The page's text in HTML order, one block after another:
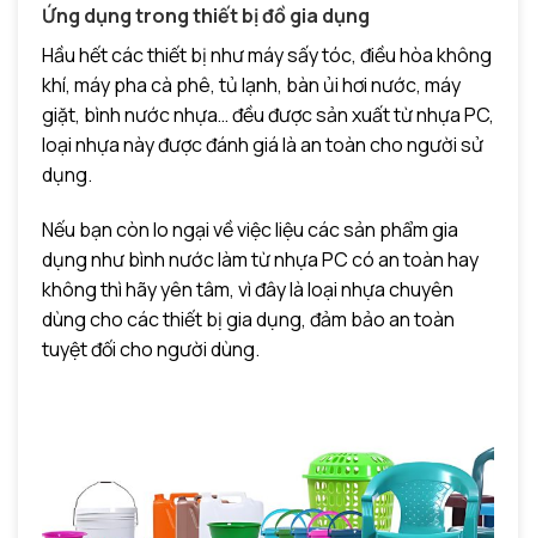
Ứng dụng trong thiết bị đồ gia dụng
Hầu hết các thiết bị như máy sấy tóc, điều hòa không
khí, máy pha cà phê, tủ lạnh, bàn ủi hơi nước, máy
giặt, bình nước nhựa… đều được sản xuất từ nhựa PC,
loại nhựa này được đánh giá là an toàn cho người sử
dụng.
Nếu bạn còn lo ngại về việc liệu các sản phẩm gia
dụng như bình nước làm từ nhựa PC có an toàn hay
không thì hãy yên tâm, vì đây là loại nhựa chuyên
dùng cho các thiết bị gia dụng, đảm bảo an toàn
tuyệt đối cho người dùng.